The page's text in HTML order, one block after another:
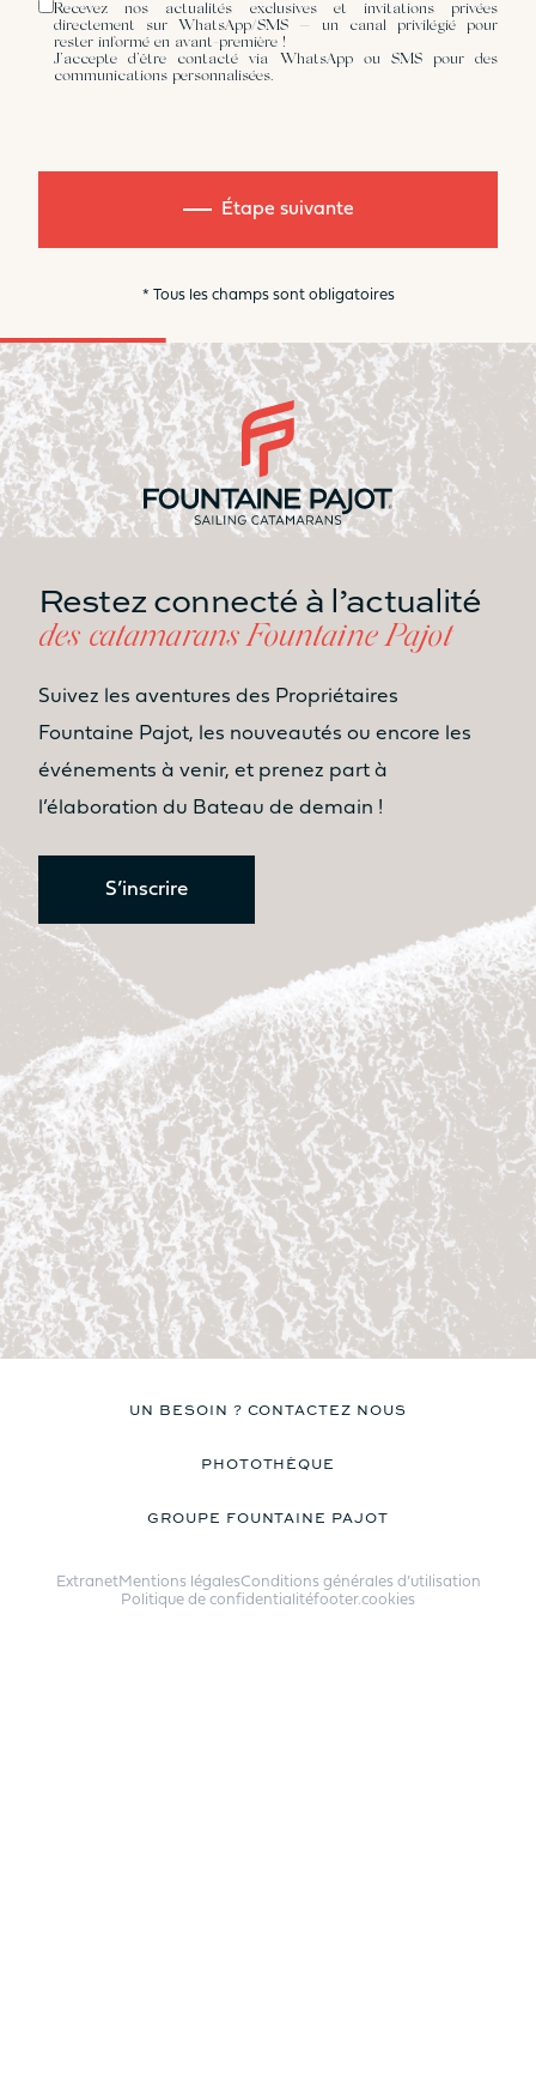
Recevez nos actualités exclusives et invitations privées
directement sur WhatsApp/SMS — un canal privilégié pour
rester informé en avant-première !
J’accepte d’être contacté via WhatsApp ou SMS pour des
communications personnalisées.
Étape suivante
* Tous les champs sont obligatoires
Restez connecté à l’actualité
des catamarans Fountaine Pajot
Suivez les aventures des Propriétaires
Fountaine Pajot, les nouveautés ou encore les
événements à venir, et prenez part à
l’élaboration du Bateau de demain !
S’inscrire
UN BESOIN ? CONTACTEZ NOUS
PHOTOTHÈQUE
GROUPE FOUNTAINE PAJOT
ExtranetMentions légalesConditions générales d’utilisation
Politique de confidentialitéfooter.cookies